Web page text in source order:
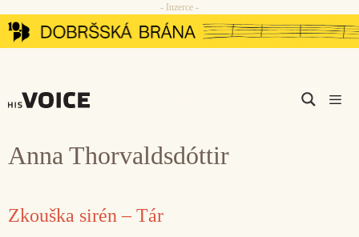
Přeskočit
na
- Inzerce -
Anna Thorvaldsdóttir
Zkouška sirén – Tár